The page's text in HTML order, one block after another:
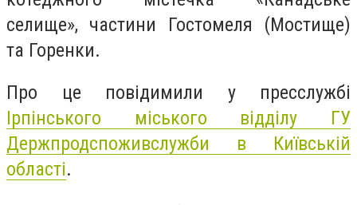
селище», частини Гостомеля (Мостище)
та Горенки.
Про це повідимили у пресслужбі
Ірпінського міського відділу ГУ
Держпродспоживслужби в Київській
області.